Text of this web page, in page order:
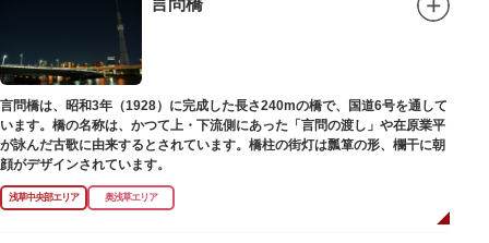
言問橋は、昭和3年（1928）に完成した長さ240mの橋で、国道6号を通して
います。橋の名称は、かつて上・下流側にあった「言問の渡し」や在原業平
が詠んだ古歌に由来するとされています。橋柱の街灯は瓢箪の形、欄干に朝
顔がデザインされています。
浅草中央部エリア 奥浅草エリア